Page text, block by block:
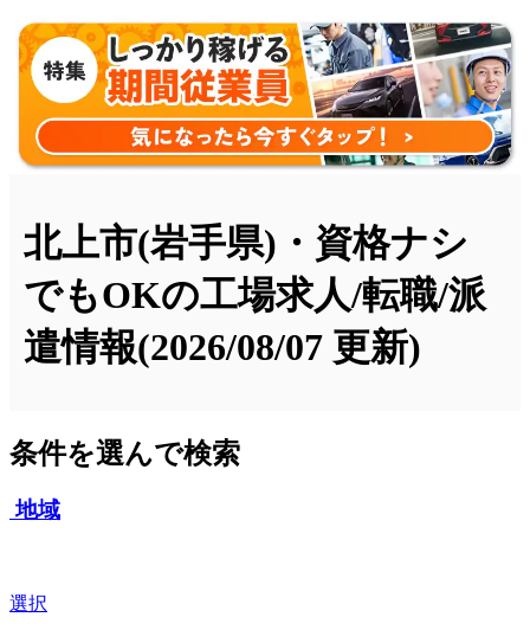
北上市(岩手県)・資格ナシ
でもOKの工場求人/転職/派
遣情報(2026/08/07 更新)
条件を選んで検索
地域
選択